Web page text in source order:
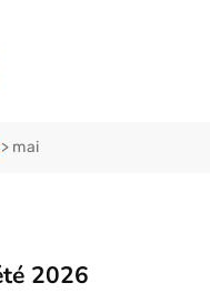
> mai
2026